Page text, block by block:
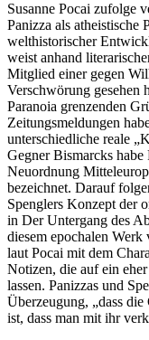
Susanne Pocai zufolge
Panizza als atheistische
welthistorischer
weist anhand
Mitglied einer gegen
Verschwörung gesehen
Paranoia grenzenden
Zeitungsmeldungen
unterschiedliche reale
Gegner Bismarcks habe
Neuordnung
bezeichnet. Darauf
Spenglers Konzept der
in Der Untergang des
diesem epochalen Werk
laut Pocai mit dem
Notizen, die auf ein
lassen. Panizzas und
Überzeugung, „dass
ist, dass man mit ihr